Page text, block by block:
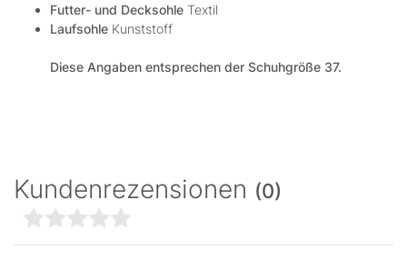
Futter- und Decksohle Textil
Laufsohle Kunststoff
Diese Angaben entsprechen der Schuhgröße 37.
Kundenrezensionen (0)